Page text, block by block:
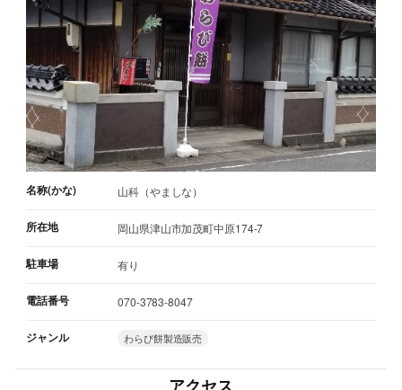
名称(かな) 山科（やましな）
所在地 岡山県津山市加茂町中原174-7
駐車場 有り
電話番号 070-3783-8047
ジャンル わらび餅製造販売